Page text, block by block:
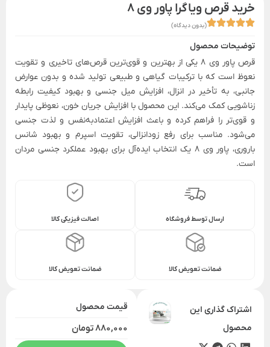
خرید قرص ویاگرا پاور وی 8
(بدون دیدگاه)
توضیحات محصول
قرص پاور وی 8 یکی از بهترین و قوی‌ترین قرص‌های تاخیری و تقویت
نعوظ است که با ترکیبات گیاهی و طبیعی تولید شده و بدون عوارض
جانبی، به تأخیر در انزال، افزایش میل جنسی و بهبود کیفیت رابطه
زناشویی کمک می‌کند. این محصول با افزایش جریان خون، نعوظی پایدار
و قوی‌تر را فراهم کرده و باعث افزایش اعتمادبه‌نفس و لذت جنسی
می‌شود. مناسب برای رفع زودانزالی، تقویت اسپرم و بهبود شانس
باروری، پاور وی 8 یک انتخاب ایده‌آل برای بهبود عملکرد جنسی مردان
است.
ارسال توسط فروشگاه اصالت فیزیکی کالا
ضمانت تعویض کالا ضمانت تعویض کالا
اشتراک گذاری این
محصول
قیمت محصول
880,000 تومان